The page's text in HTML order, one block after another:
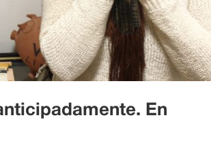
En